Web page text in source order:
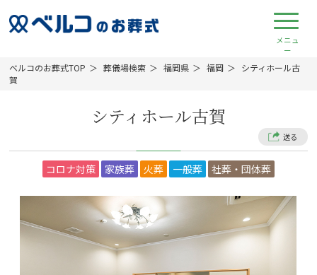
ベルコのお葬式TOP 葬儀場検索 福岡県 福岡
シティホール古
賀
シティホール古賀
送る
コロナ対策 家族葬 火葬 一般葬 社葬・団体葬